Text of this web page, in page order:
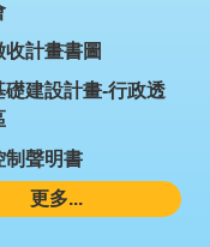
收計畫書圖
礎建設計畫-行政透
制聲明書
更多...